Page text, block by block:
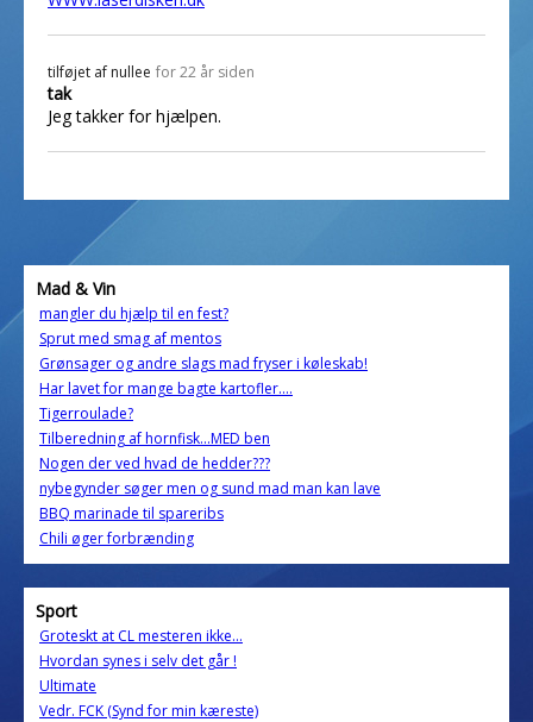
tilføjet af nullee for 22 år siden
tak
Jeg takker for hjælpen.
Mad & Vin
mangler du hjælp til en fest?
Sprut med smag af mentos
Grønsager og andre slags mad fryser i køleskab!
Har lavet for mange bagte kartofler....
Tigerroulade?
Tilberedning af hornfisk...MED ben
Nogen der ved hvad de hedder???
nybegynder søger men og sund mad man kan lave
BBQ marinade til spareribs
Chili øger forbrænding
Sport
Groteskt at CL mesteren ikke...
Hvordan synes i selv det går !
Ultimate
Vedr. FCK (Synd for min kæreste)